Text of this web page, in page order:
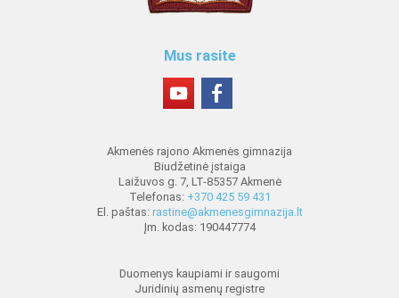
Mus rasite
Akmenės rajono Akmenės gimnazija
Biudžetinė įstaiga
Laižuvos g. 7, LT-85357 Akmenė
Telefonas: +370 425 59 431
El. paštas: rastine@akmenesgimnazija.lt
Įm. kodas: 190447774
Duomenys kaupiami ir saugomi
Juridinių asmenų registre